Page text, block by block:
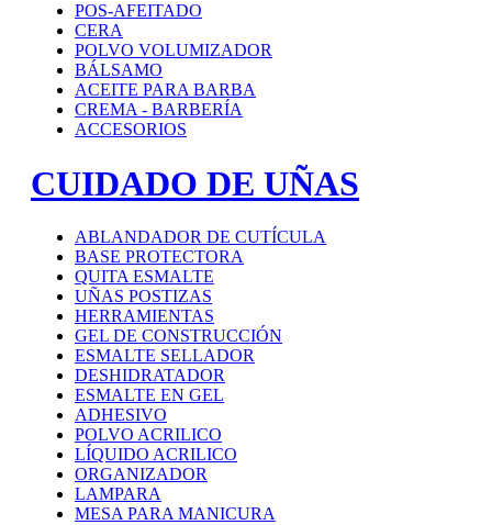
POS-AFEITADO
CERA
POLVO VOLUMIZADOR
BÁLSAMO
ACEITE PARA BARBA
CREMA - BARBERÍA
ACCESORIOS
CUIDADO DE UÑAS
ABLANDADOR DE CUTÍCULA
BASE PROTECTORA
QUITA ESMALTE
UÑAS POSTIZAS
HERRAMIENTAS
GEL DE CONSTRUCCIÓN
ESMALTE SELLADOR
DESHIDRATADOR
ESMALTE EN GEL
ADHESIVO
POLVO ACRILICO
LÍQUIDO ACRILICO
ORGANIZADOR
LAMPARA
MESA PARA MANICURA